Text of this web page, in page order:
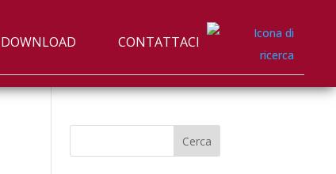
DOWNLOAD CONTATTACI
Cerca